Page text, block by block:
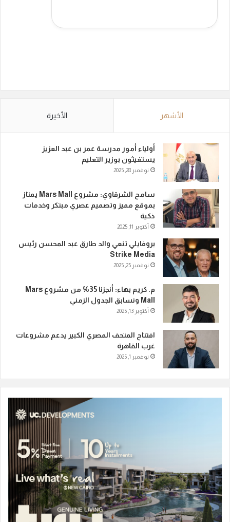
الأشهر الأخيرة
أولياء أمور مدرسة عمر بن عبد العزيز
يستغيثون بوزير التعليم
نوفمبر 28, 2025
سامح الشرقاوي: مشروع Mars Mall يمتاز
بموقع مميز وتصميم عصري مبتكر وخدمات
ذكية
أكتوبر 11, 2025
بروفايلي تنعي والد طارق عبد المحسن رئيس
Strike Media
نوفمبر 25, 2025
م. كريم بهاء: أنجزنا 35% من مشروع Mars
Mall ونسابق الجدول الزمني
أكتوبر 13, 2025
افتتاح المتحف المصري الكبير يدعم مشروعات
غرب القاهرة
نوفمبر 1, 2025